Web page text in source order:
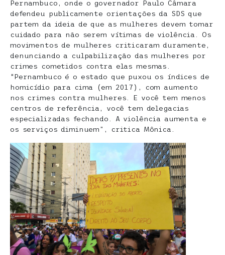
Pernambuco, onde o governador Paulo Câmara
defendeu publicamente orientações da SDS que
partem da ideia de que as mulheres devem tomar
cuidado para não serem vítimas de violência. Os
movimentos de mulheres criticaram duramente,
denunciando a culpabilização das mulheres por
crimes cometidos contra elas mesmas.
“Pernambuco é o estado que puxou os índices de
homicídio para cima (em 2017), com aumento
nos crimes contra mulheres. E você tem menos
centros de referência, você tem delegacias
especializadas fechando. A violência aumenta e
os serviços diminuem”, critica Mônica.